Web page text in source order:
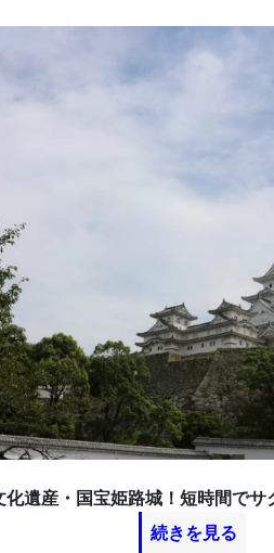
遺産・国宝姫路城！短時間で
続きを見る